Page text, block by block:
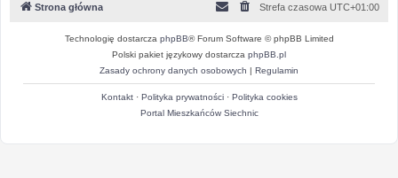
Strona główna Strefa czasowa UTC+01:00
Technologię dostarcza phpBB® Forum Software © phpBB Limited
Polski pakiet językowy dostarcza phpBB.pl
Zasady ochrony danych osobowych | Regulamin
Kontakt· Polityka prywatności· Polityka cookies
Portal Mieszkańców Siechnic